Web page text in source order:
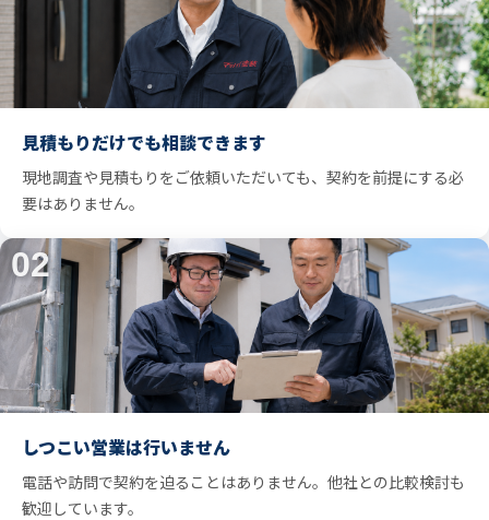
見積もりだけでも相談できます
現地調査や見積もりをご依頼いただいても、契約を前提にする必
要はありません。
02
しつこい営業は行いません
電話や訪問で契約を迫ることはありません。他社との比較検討も
歓迎しています。